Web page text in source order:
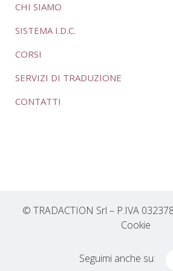
CHI SIAMO
SISTEMA I.D.C.
CORSI
SERVIZI DI TRADUZIONE
CONTATTI
© TRADACTION Srl – P.IVA
Cookie
Seguimi anche su: